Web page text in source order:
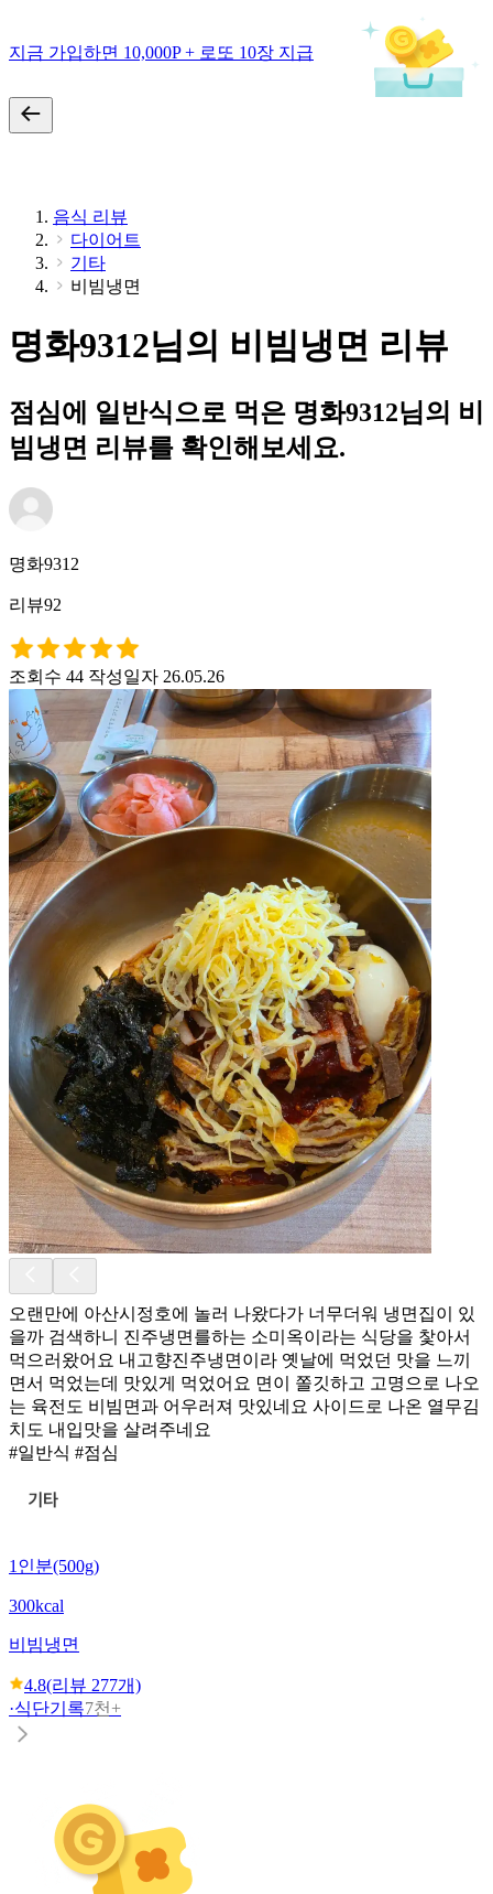
지금 가입하면 10,000P + 로또 10장 지급
음식 리뷰
다이어트
기타
비빔냉면
명화9312님의 비빔냉면 리뷰
점심에 일반식으로 먹은 명화9312님의 비
빔냉면 리뷰를 확인해보세요.
명화9312
리뷰92
조회수 44 작성일자 26.05.26
오랜만에 아산시정호에 놀러 나왔다가 너무더워 냉면집이 있
을까 검색하니 진주냉면를하는 소미옥이라는 식당을 찿아서
먹으러왔어요 내고향진주냉면이라 옛날에 먹었던 맛을 느끼
면서 먹었는데 맛있게 먹었어요 면이 쫄깃하고 고명으로 나오
는 육전도 비빔면과 어우러져 맛있네요 사이드로 나온 열무김
치도 내입맛을 살려주네요
#일반식 #점심
1인분(500g)
300kcal
비빔냉면
4.8(리뷰 277개)
·식단기록7천+